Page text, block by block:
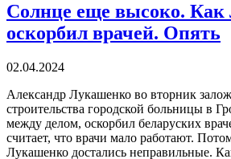
Солнце еще высоко.
оскорбил врачей. Опять
02.04.2024
Александр Лукашенко во вторник
строительства городской больницы в
между делом, оскорбил беларуских
считает, что врачи мало работают.
Лукашенко достались неправильные.